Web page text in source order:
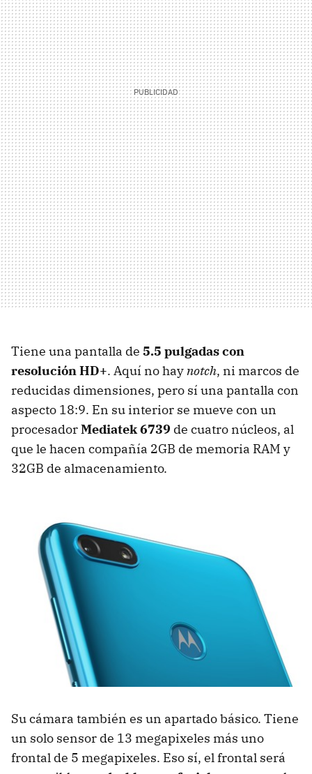
Tiene una pantalla de 5.5 pulgadas con
resolución HD+. Aquí no haynotch, ni marcos de
reducidas dimensiones, pero sí una pantalla con
aspecto 18:9. En su interior se mueve con un
procesadorMediatek 6739 de cuatro núcleos, al
que le hacen compañía 2GB de memoria RAM y
32GB de almacenamiento.
Su cámara también es un apartado básico. Tiene
un solo sensor de 13 megapixeles más uno
frontal de 5 megapixeles. Eso sí, el frontal será